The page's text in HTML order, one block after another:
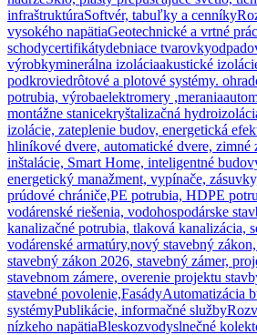
infraštruktúraSoftvér, tabuľky a cenníky
vysokého napätiaGeotechnické a vrtné
schodycertifikátydebniace tvarovky
výrobkyminerálna izoláciaakustické
podkroviedrôtové a plotové systémy.
potrubia, výrobaelektromery ,merania
montážne stanicekryštalizačná
izolácie, zateplenie budov, energetická
hliníkové dvere, automatické dvere, zimné
inštalácie, Smart Home, inteligentné
energetický manažment, vypínače,
prúdové chrániče,PE potrubia, HDPE
vodárenské riešenia, vodohospodárske
kanalizačné potrubia, tlaková kanalizácia,
vodárenské armatúry,nový stavebný
stavebný zákon 2026, stavebný zámer,
stavebnom zámere, overenie projektu
stavebné povolenie,FasádyAutomatizácia
systémyPublikácie, informačné služby
nízkeho napätiaBleskozvodyslnečné